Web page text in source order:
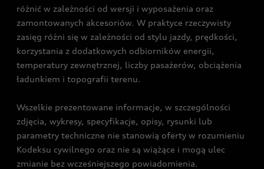
różnić w zależności od wersji i wyposażenia oraz
zamontowanych akcesoriów. W praktyce rzeczywisty
zasięg różni się w zależności od stylu jazdy, prędkości,
korzystania z dodatkowych odbiorników energii,
temperatury zewnętrznej, liczby pasażerów, obciążenia
ładunkiem i topografii terenu.
Wszelkie prezentowane informacje, w szczególności
zdjęcia, wykresy, specyfikacje, opisy, rysunki lub
parametry techniczne nie stanowią oferty w rozumieniu
Kodeksu cywilnego oraz nie są wiążące i mogą ulec
zmianie bez wcześniejszego powiadomienia.